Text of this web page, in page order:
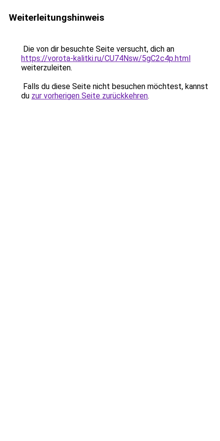
Weiterleitungshinweis
Die von dir besuchte Seite versucht, dich an
https://vorota-kalitki.ru/CU74Nsw/5gC2c4p.html
weiterzuleiten.
Falls du diese Seite nicht besuchen möchtest, kannst
du zur vorherigen Seite zurückkehren.